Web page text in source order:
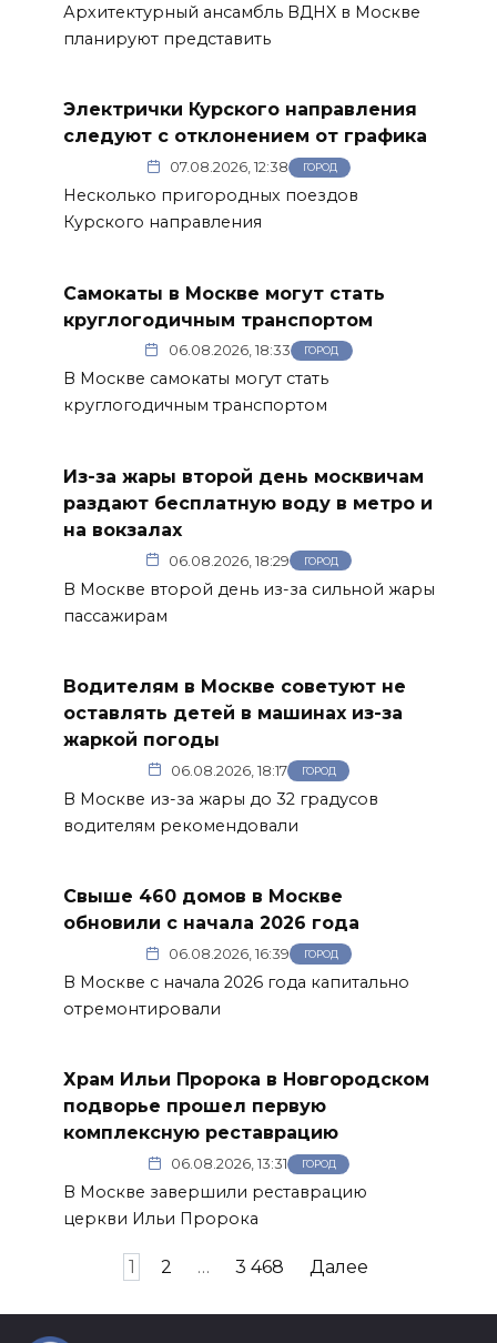
Архитектурный ансамбль ВДНХ в Москве
планируют представить
Электрички Курского направления
следуют с отклонением от графика
07.08.2026, 12:38 ГОРОД
Несколько пригородных поездов
Курского направления
Самокаты в Москве могут стать
круглогодичным транспортом
06.08.2026, 18:33 ГОРОД
В Москве самокаты могут стать
круглогодичным транспортом
Из-за жары второй день москвичам
раздают бесплатную воду в метро и
на вокзалах
06.08.2026, 18:29 ГОРОД
В Москве второй день из-за сильной жары
пассажирам
Водителям в Москве советуют не
оставлять детей в машинах из-за
жаркой погоды
06.08.2026, 18:17 ГОРОД
В Москве из-за жары до 32 градусов
водителям рекомендовали
Свыше 460 домов в Москве
обновили с начала 2026 года
06.08.2026, 16:39 ГОРОД
В Москве с начала 2026 года капитально
отремонтировали
Храм Ильи Пророка в Новгородском
подворье прошел первую
комплексную реставрацию
06.08.2026, 13:31 ГОРОД
В Москве завершили реставрацию
церкви Ильи Пророка
1 2 … 3 468 Далее